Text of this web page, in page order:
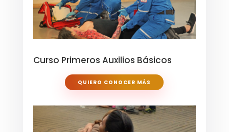
Curso Primeros Auxilios Básicos
QUIERO CONOCER MÁS